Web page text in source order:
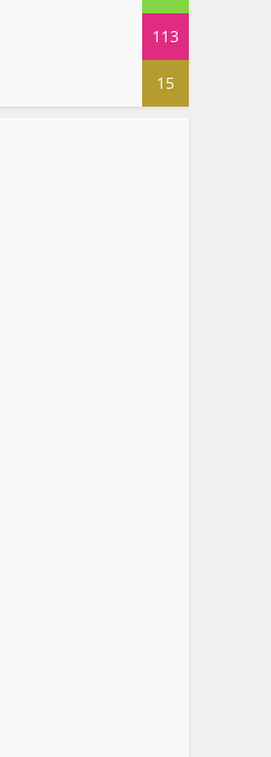
113
15